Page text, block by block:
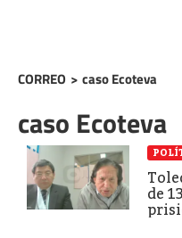
CORREO > caso Ecoteva
caso Ecoteva
de